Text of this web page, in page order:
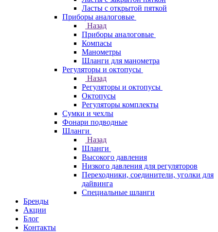
Ласты с открытой пяткой
Приборы аналоговые
Назад
Приборы аналоговые
Компасы
Манометры
Шланги для манометра
Регуляторы и октопусы
Назад
Регуляторы и октопусы
Октопусы
Регуляторы комплекты
Сумки и чехлы
Фонари подводные
Шланги
Назад
Шланги
Высокого давления
Низкого давления для регуляторов
Переходники, соединители, уголки для
дайвинга
Специальные шланги
Бренды
Акции
Блог
Контакты